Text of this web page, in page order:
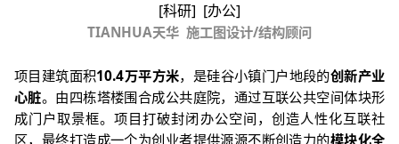
[科研] [办公]
TIANHUA天华 施工图设计/结构顾问
项目建筑面积10.4万平方米，是硅谷小镇门户地段的创新产业
心脏。由四栋塔楼围合成公共庭院，通过互联公共空间体块形
成门户取景框。项目打破封闭办公空间，创造人性化互联社
区，最终打造成一个为创业者提供源源不断创造力的模块化全